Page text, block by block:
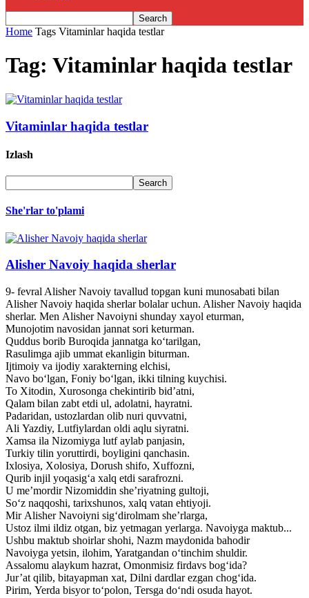
Home Tags Vitaminlar haqida testlar
Tag: Vitaminlar haqida testlar
Vitaminlar haqida testlar
Izlash
She'rlar to'plami
Alisher Navoiy haqida sherlar
9- fevral Alisher Navoiy tavallud topgan kuni munosabati bilan
Alisher Navoiy haqida sherlar bolalar uchun. Alisher Navoiy haqida
sherlar. Men Alisher Navoiyni shunday xayol eturman,
Munojotim navosidan jannat sori keturman.
Quddus borib Buroqida jannatga ko‘tarilgan,
Rasulimga ajib ummat ekanligin biturman.
Ijtimoiy va ijodiy xarakterning elchisi,
Navo bo‘lgan, Foniy bo‘lgan, ikki tilning kuychisi.
To Xitodin, Xurosonga chekintirib bid’atni,
Qalam bilan zabt etdi ul, adolatni, hayratni.
Padaridan, ustozlardan olib nuri quvvatni,
Ali Yazdiy, Lutfiylardan oldi aqlu siyratni.
Xamsa ila Nizomiyga lutf aylab panjasin,
Turkiy tilin yoruttirdi, boyligini qanchasin.
Ixlosiya, Xolosiya, Dorush shifo, Xuffozni,
Qurib injil yoqasig‘a xalq etdi sarafrozni.
U me’mordir Nizomiddin she’riyatning gultoji,
So‘z naqqoshi, tarixshunos, xalq vatan ehtiyoji.
Mir Alisher Navoiyni sig‘dirolmam she’rlarga,
Ustoz ilmi ildiz otgan, biz yetmagan yerlarga. Navoiyga maktub...
Ushbu maktub shoirlar shohi, Nazm maydonida bahodir
Navoiyga yetsin, ilohim, Yaratgandan o‘tinchim shuldir.
Assalomu alaykum hazrat, Omonmisiz firdavs bog‘ida?
Jur’at qilib, bitayapman xat, Dilni dardlar ezgan chog‘ida.
Pirim, Yerda bisyor to‘polon, Tersga do‘ndi osuda hayot.